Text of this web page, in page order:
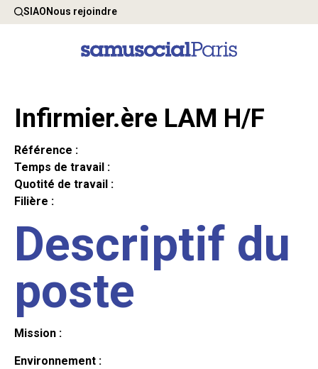
SIAONous rejoindre
Infirmier.ère LAM H/F
Référence :
Temps de travail :
Quotité de travail :
Filière :
Descriptif du
poste
Mission :
Environnement :